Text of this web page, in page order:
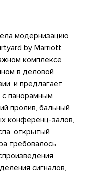
модернизацию
by Marriott
комплексе
в деловой
и предлагает
с панорамным
пролив, бальный
конференц-залов,
открытый
требовалось
сигналов,